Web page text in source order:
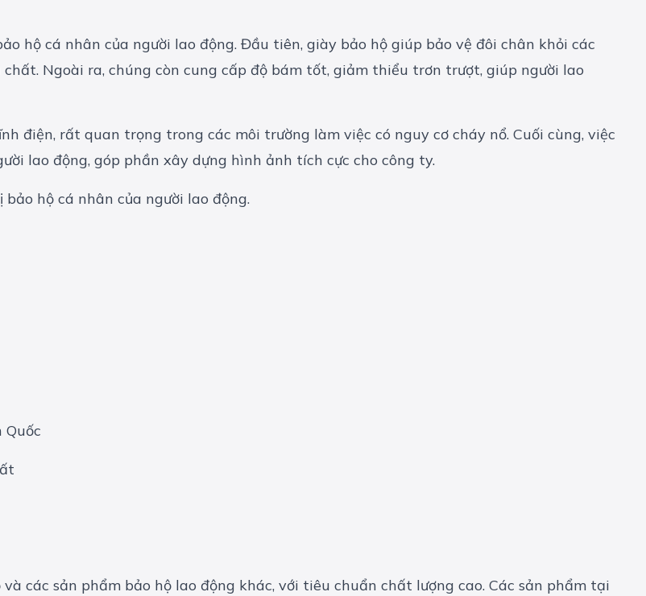
hộ cá nhân của người lao động. Đầu tiên, giày bảo hộ giúp bảo vệ đôi chân khỏi các
Ngoài ra, chúng còn cung cấp độ bám tốt, giảm thiểu trơn trượt, giúp người lao
điện, rất quan trọng trong các môi trường làm việc có nguy cơ cháy nổ. Cuối cùng, việc
lao động, góp phần xây dựng hình ảnh tích cực cho công ty.
các sản phẩm bảo hộ lao động khác, với tiêu chuẩn chất lượng cao. Các sản phẩm tại